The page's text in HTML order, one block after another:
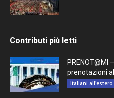
Contributi più letti
PRENOT@MI
prenotazioni
Italiani all'estero